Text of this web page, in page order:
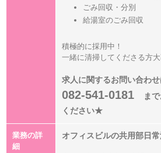
ごみ回収・分別
給湯室のごみ回収
積極的に採用中！
一緒に清掃してくださる方
求人に関するお問い合わ
082-541-0181
ま
ください★
業務の詳
細
オフィスビルの共用部日